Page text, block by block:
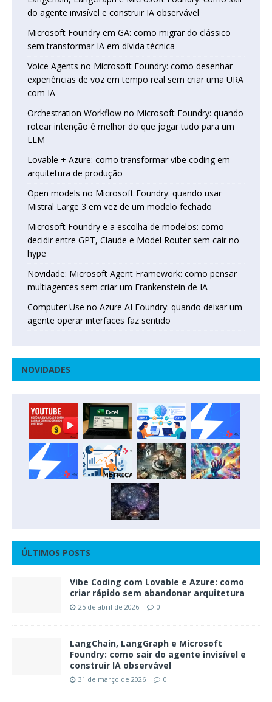
do agente invisível e construir IA observável
Microsoft Foundry em GA: como migrar do clássico
sem transformar IA em dívida técnica
Voice Agents no Microsoft Foundry: como desenhar
experiências de voz em tempo real sem criar uma URA
com IA
Orchestration Workflow no Microsoft Foundry: quando
rotear intenção é melhor do que jogar tudo para um
LLM
Lovable + Azure: como transformar vibe coding em
arquitetura de produção
Open models no Microsoft Foundry: quando usar
Mistral Large 3 em vez de um modelo fechado
Microsoft Foundry e a escolha de modelos: como
decidir entre GPT, Claude e Model Router sem cair no
hype
Novidade: Microsoft Agent Framework: como pensar
multiagentes sem criar um Frankenstein de IA
Computer Use no Azure AI Foundry: quando deixar um
agente operar interfaces faz sentido
NOVIDADES
ÚLTIMOS POSTS
Vibe Coding com Lovable e Azure: como
criar rápido sem abandonar arquitetura
25 de abril de 2026 0
LangChain, LangGraph e Microsoft
Foundry: como sair do agente invisível e
construir IA observável
31 de março de 2026 0